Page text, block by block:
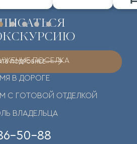
ПОДРОБНЕЕПОСЕЛКА
В ДОРОГЕ
С ГОТОВОЙ ОТДЕЛКОЙ
ВЛАДЕЛЬЦА
50-88